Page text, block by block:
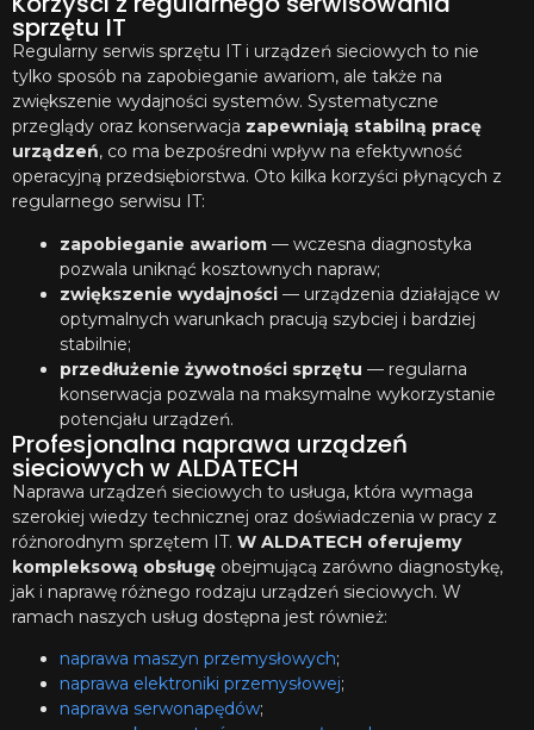
sprzętu IT
Regularny serwis sprzętu IT i urządzeń sieciowych to nie
tylko sposób na zapobieganie awariom, ale także na
zwiększenie wydajności systemów. Systematyczne
przeglądy oraz konserwacja zapewniają stabilną pracę
urządzeń, co ma bezpośredni wpływ na efektywność
operacyjną przedsiębiorstwa. Oto kilka korzyści płynących z
regularnego serwisu IT:
zapobieganie awariom — wczesna diagnostyka
pozwala uniknąć kosztownych napraw;
zwiększenie wydajności — urządzenia działające w
optymalnych warunkach pracują szybciej i bardziej
stabilnie;
przedłużenie żywotności sprzętu — regularna
konserwacja pozwala na maksymalne wykorzystanie
potencjału urządzeń.
Profesjonalna naprawa urządzeń
sieciowych w ALDATECH
Naprawa urządzeń sieciowych to usługa, która wymaga
szerokiej wiedzy technicznej oraz doświadczenia w pracy z
różnorodnym sprzętem IT. W ALDATECH oferujemy
kompleksową obsługę obejmującą zarówno diagnostykę,
jak i naprawę różnego rodzaju urządzeń sieciowych. W
ramach naszych usług dostępna jest również:
naprawa maszyn przemysłowych;
naprawa elektroniki przemysłowej;
naprawa serwonapędów;